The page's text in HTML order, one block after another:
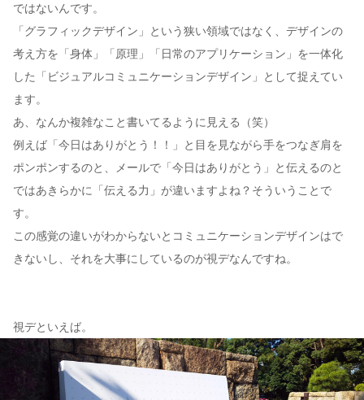
ではないんです。
「グラフィックデザイン」という狭い領域ではなく、デザインの
考え方を「身体」「原理」「日常のアプリケーション」を一体化
した「ビジュアルコミュニケーションデザイン」として捉えてい
ます。
あ、なんか複雑なこと書いてるように見える（笑）
例えば「今日はありがとう！！」と目を見ながら手をつなぎ肩を
ポンポンするのと、メールで「今日はありがとう」と伝えるのと
ではあきらかに「伝える力」が違いますよね？そういうことで
す。
この感覚の違いがわからないとコミュニケーションデザインはで
きないし、それを大事にしているのが視デなんですね。
視デといえば。